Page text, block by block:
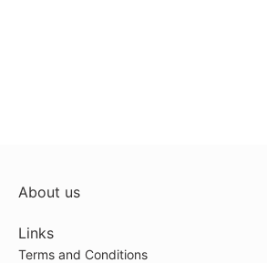
About us
Links
Terms and Conditions